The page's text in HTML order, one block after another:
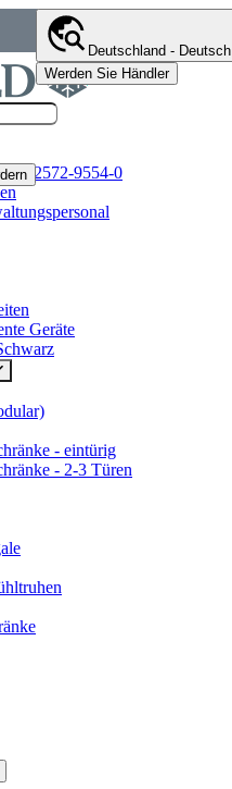
Deutschland - Deutsch
Werden Sie Händler
(0)2572-9554-0
Geräte
- eintürig
- 2-3 Türen